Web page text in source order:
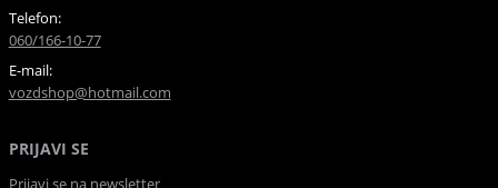
Telefon:
060/166-10-77
E-mail:
vozdshop@hotmail.com
PRIJAVI SE
Prijavi se na newsletter